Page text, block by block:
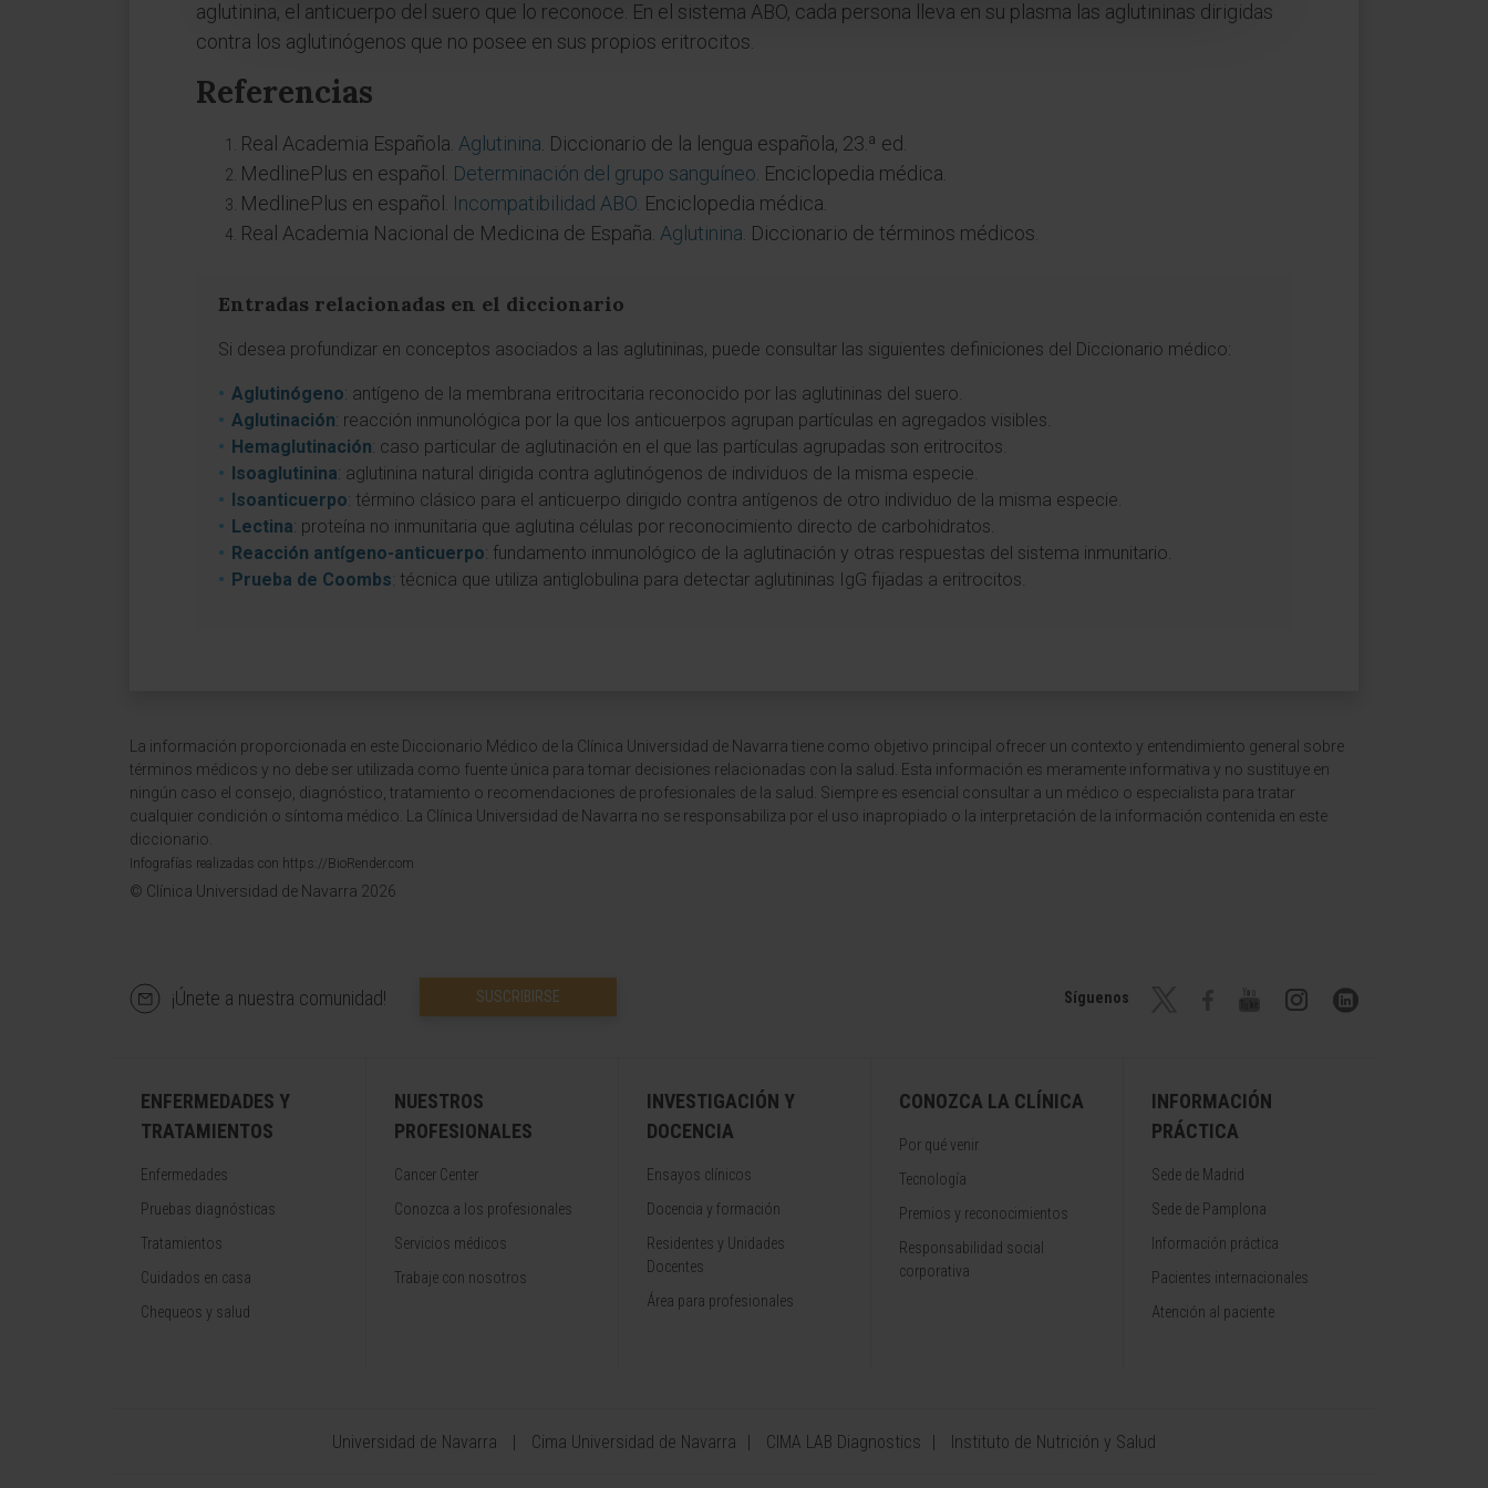
aglutinina, el anticuerpo del suero que lo reconoce. En el sistema ABO, cada persona lleva en su plasma las aglutininas dirigidas
contra los aglutinógenos que no posee en sus propios eritrocitos.
Referencias
Real Academia Española. Aglutinina . Diccionario de la lengua española, 23.ª ed.
MedlinePlus en español. Determinación del grupo sanguíneo . Enciclopedia médica.
MedlinePlus en español. Incompatibilidad ABO . Enciclopedia médica.
Real Academia Nacional de Medicina de España. Aglutinina . Diccionario de términos médicos.
Entradas relacionadas en el diccionario
Si desea profundizar en conceptos asociados a las aglutininas, puede consultar las siguientes definiciones del Diccionario médico:
Aglutinógeno: antígeno de la membrana eritrocitaria reconocido por las aglutininas del suero.
Aglutinación: reacción inmunológica por la que los anticuerpos agrupan partículas en agregados visibles.
Hemaglutinación: caso particular de aglutinación en el que las partículas agrupadas son eritrocitos.
Isoaglutinina: aglutinina natural dirigida contra aglutinógenos de individuos de la misma especie.
Isoanticuerpo: término clásico para el anticuerpo dirigido contra antígenos de otro individuo de la misma especie.
Lectina: proteína no inmunitaria que aglutina células por reconocimiento directo de carbohidratos.
Reacción antígeno-anticuerpo: fundamento inmunológico de la aglutinación y otras respuestas del sistema inmunitario.
Prueba de Coombs: técnica que utiliza antiglobulina para detectar aglutininas IgG fijadas a eritrocitos.
La información proporcionada en este Diccionario Médico de la Clínica Universidad de Navarra tiene como objetivo principal ofrecer un contexto y entendimiento general sobre
términos médicos y no debe ser utilizada como fuente única para tomar decisiones relacionadas con la salud. Esta información es meramente informativa y no sustituye en
ningún caso el consejo, diagnóstico, tratamiento o recomendaciones de profesionales de la salud. Siempre es esencial consultar a un médico o especialista para tratar
cualquier condición o síntoma médico. La Clínica Universidad de Navarra no se responsabiliza por el uso inapropiado o la interpretación de la información contenida en este
diccionario.
Infografías realizadas con https://BioRender.com
© Clínica Universidad de Navarra 2026
¡Únete a nuestra comunidad! SUSCRIBIRSE Síguenos
ENFERMEDADES Y
TRATAMIENTOS
Enfermedades
Pruebas diagnósticas
Tratamientos
Cuidados en casa
Chequeos y salud
NUESTROS
PROFESIONALES
Cancer Center
Conozca a los profesionales
Servicios médicos
Trabaje con nosotros
INVESTIGACIÓN Y
DOCENCIA
Ensayos clínicos
Docencia y formación
Residentes y Unidades
Docentes
Área para profesionales
CONOZCA LA CLÍNICA
Por qué venir
Tecnología
Premios y reconocimientos
Responsabilidad social
corporativa
INFORMACIÓN
PRÁCTICA
Sede de Madrid
Sede de Pamplona
Información práctica
Pacientes internacionales
Atención al paciente
Universidad de Navarra Cima Universidad de Navarra CIMA LAB Diagnostics Instituto de Nutrición y Salud